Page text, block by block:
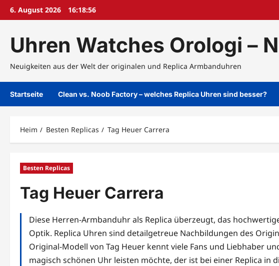
Zum6. August 2026 16:18:57
Uhren Watches Orologi –
Neuigkeiten aus der Welt der originalen und Replica Armbanduhren
Startseite Clean vs. Noob Factory – welches Replica Uhren sind besser?
Heim Besten Replicas Tag Heuer Carrera
Besten Replicas
Tag Heuer Carrera
Diese Herren-Armbanduhr als Replica überzeugt, das
Optik. Replica Uhren sind detailgetreue Nachbildungen des
Original-Modell von Tag Heuer kennt viele Fans und Liebhaber
magisch schönen Uhr leisten möchte, der ist bei einer Replica in